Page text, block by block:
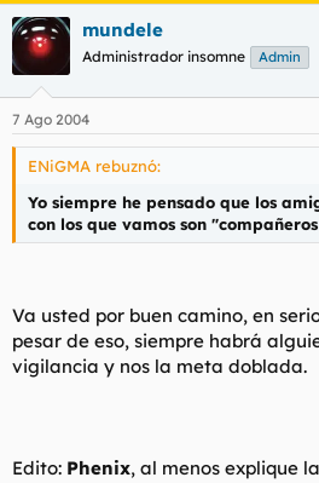
mundele
Administrador insomne Admin
7 Ago 2004
ENiGMA rebuznó:
Yo siempre he pensado que los
con los que vamos son
Va usted por buen camino, en
pesar de eso, siempre habrá
vigilancia y nos la meta doblada.
Edito: Phenix, al menos explique